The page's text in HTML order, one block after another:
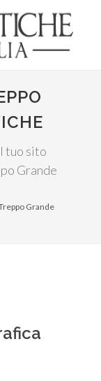
tuo sito
Grande
Grande